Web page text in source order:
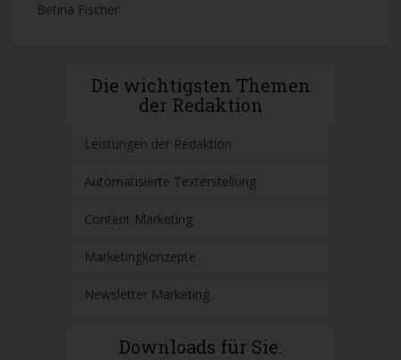
Betina Fischer
Die wichtigsten Themen
der Redaktion
Leistungen der Redaktion
Automatisierte Texterstellung
Content Marketing
Marketingkonzepte
Newsletter Marketing
Downloads für Sie: